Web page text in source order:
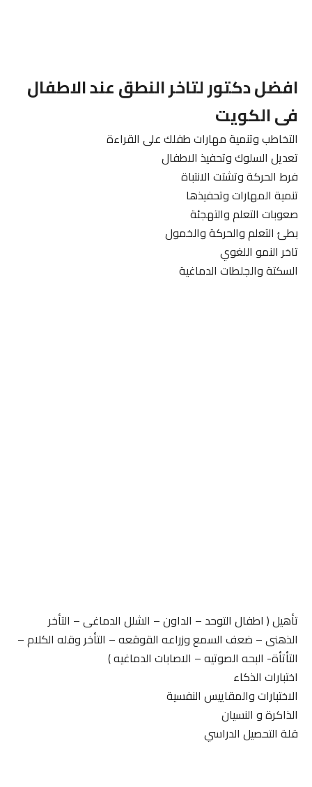
افضل دكتور لتاخر النطق عند الاطفال
فى الكويت
التخاطب وتنمية مهارات طفلك على القراءة
تعديل السلوك وتحفيذ الاطفال
فرط الحركة وتشتت الانتباة
تنمية المهارات وتحفيذها
صعوبات التعلم والتهجئة
بطئ التعلم والحركة والخمول
تاخر النمو اللغوي
السكتة والجلطات الدماغية
تأهيل ( اطفال التوحد – الداون – الشلل الدماغى – التأخر
الذهنى – ضعف السمع وزراعه القوقعه – التأخر وقله الكلام –
التأتأة- البحه الصوتيه – الاصابات الدماغيه )
اختبارات الذكاء
الاختبارات والمقاييس النفسية
الذاكرة و النسيان
قلة التحصيل الدراسي